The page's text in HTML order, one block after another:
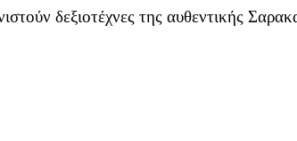
δεξιοτέχνες της αυθεντικής